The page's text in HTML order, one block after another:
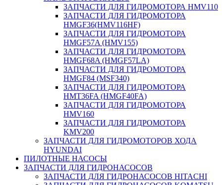
ЗАПЧАСТИ ДЛЯ ГИДРОМОТОРА HMV110
ЗАПЧАСТИ ДЛЯ ГИДРОМОТОРА
HMGF36(HMV116HF)
ЗАПЧАСТИ ДЛЯ ГИДРОМОТОРА
HMGF57A (HMV155)
ЗАПЧАСТИ ДЛЯ ГИДРОМОТОРА
HMGF68A (HMGF57LA)
ЗАПЧАСТИ ДЛЯ ГИДРОМОТОРА
HMGF84 (MSF340)
ЗАПЧАСТИ ДЛЯ ГИДРОМОТОРА
HMT36FA (HMGF40FA)
ЗАПЧАСТИ ДЛЯ ГИДРОМОТОРА
HMV160
ЗАПЧАСТИ ДЛЯ ГИДРОМОТОРА
KMV200
ЗАПЧАСТИ ДЛЯ ГИДРОМОТОРОВ ХОДА
HYUNDAI
ПИЛОТНЫЕ НАСОСЫ
ЗАПЧАСТИ ДЛЯ ГИДРОНАСОСОВ
ЗАПЧАСТИ ДЛЯ ГИДРОНАСОСОВ HITACHI